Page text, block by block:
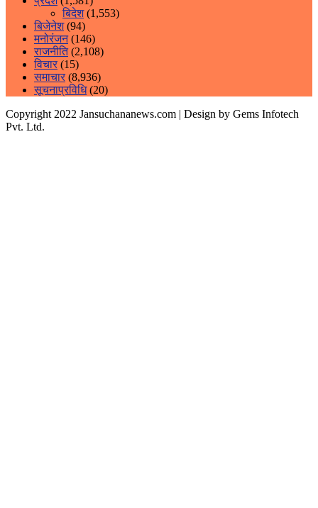
बिदेश(1,553)
बिजेनेश(94)
मनोरंजन(146)
राजनीति(2,108)
विचार(15)
समाचार(8,936)
सूचनाप्रविधि(20)
Copyright 2022 Jansuchananews.com | Design by Gems Infotech
Pvt. Ltd.